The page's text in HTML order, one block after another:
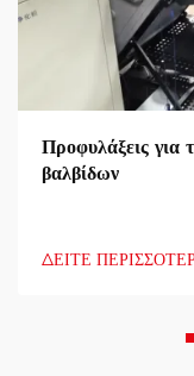
Προφυλάξεις για
βαλβίδων
ΔΕΙΤΕ